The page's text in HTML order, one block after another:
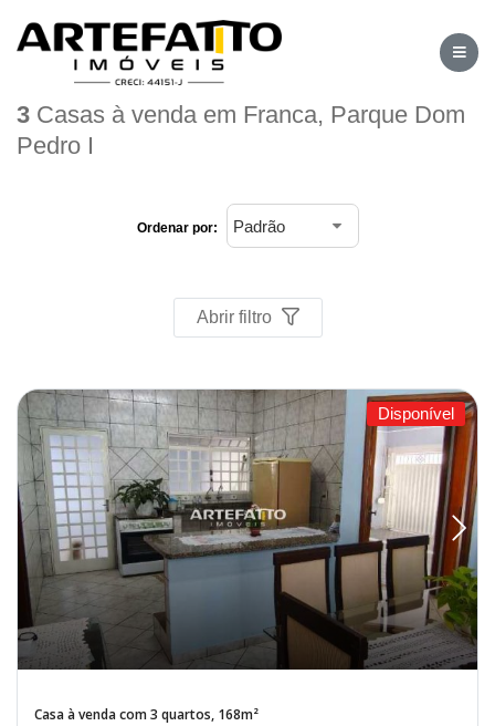
Home / Imóveis à venda / Casa / Franca
3 Casas à venda em Franca, Parque Dom
Pedro I
Ordenar por:
Abrir filtro
Disponível
Casa à venda com 3 quartos, 168m²